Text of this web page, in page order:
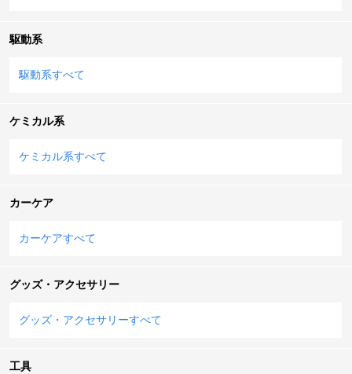
駆動系
駆動系すべて
ケミカル系
ケミカル系すべて
カーケア
カーケアすべて
グッズ・アクセサリー
グッズ・アクセサリーすべて
工具